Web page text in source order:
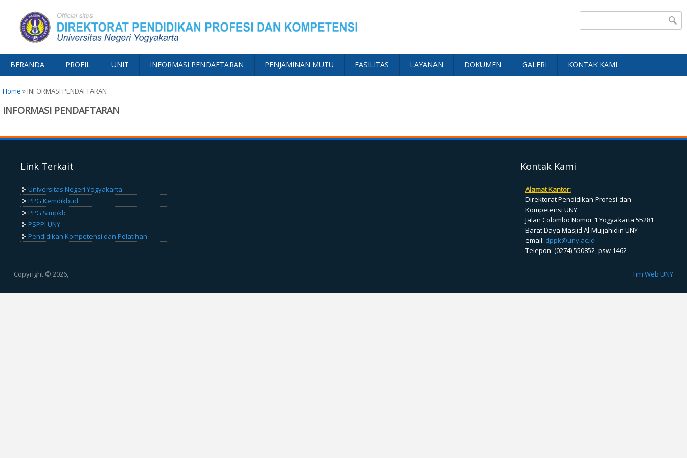
Search form
BERANDA PROFIL UNIT INFORMASI PENDAFTARAN PENJAMINAN MUTU FASILITAS LAYANAN DOKUMEN GALERI KONTAK KAMI
You are here
Home » INFORMASI PENDAFTARAN
INFORMASI PENDAFTARAN
Link Terkait
Universitas Negeri Yogyakarta
PPG Kemdikbud
PPG Simpkb
PSPPI UNY
Pendidikan Kompetensi dan Pelatihan
Kontak Kami
Alamat Kantor:
Direktorat Pendidikan Profesi dan
Kompetensi UNY
Jalan Colombo Nomor 1 Yogyakarta 55281
Barat Daya Masjid Al-Mujjahidin UNY
email: dppk@uny.ac.id
Telepon: (0274) 550852, psw 1462
Copyright © 2026, Tim Web UNY